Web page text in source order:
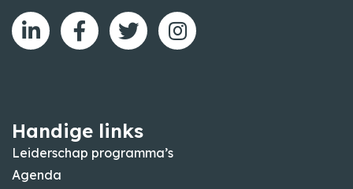
Handige links
Leiderschap programma’s
Agenda